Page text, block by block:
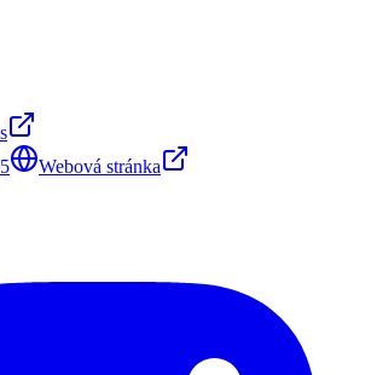
Webová stránka